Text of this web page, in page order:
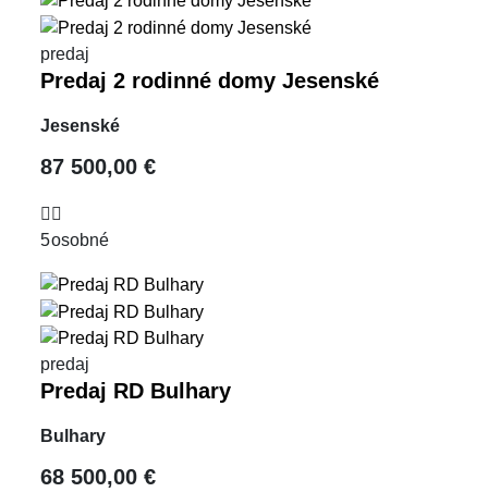
predaj
Predaj 2 rodinné domy Jesenské
Jesenské
87 500,00 €
5osobné
predaj
Predaj RD Bulhary
Bulhary
68 500,00 €